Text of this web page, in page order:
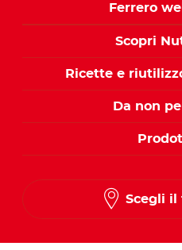
Ferrero
Scopri
Ricette e
Da non
Scegli il